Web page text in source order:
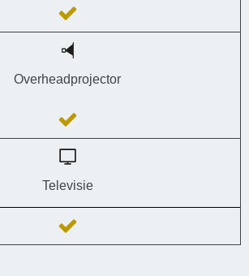
Overheadprojector
Televisie